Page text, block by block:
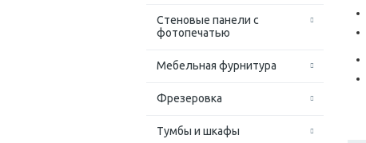
Стеновые панели с
фотопечатью
Мебельная фурнитура
Фрезеровка
Тумбы и шкафы